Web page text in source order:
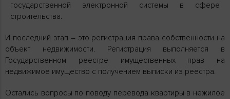
государственной электронной системы в сфере
строительства.
И последний этап – это регистрация права собственности на
объект недвижимости. Регистрация выполняется в
Государственном реестре имущественных прав на
недвижимое имущество с получением выписки из реестра.
Остались вопросы по поводу перевода квартиры в нежилое